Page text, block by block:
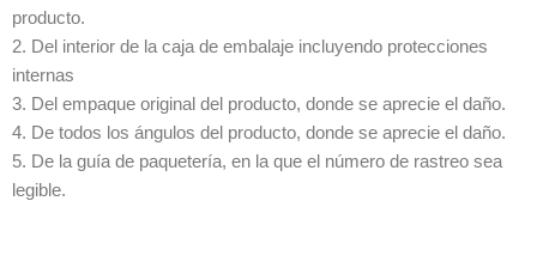
producto.
2. Del interior de la caja de embalaje incluyendo protecciones
internas
3. Del empaque original del producto, donde se aprecie el daño.
4. De todos los ángulos del producto, donde se aprecie el daño.
5. De la guía de paquetería, en la que el número de rastreo sea
legible.